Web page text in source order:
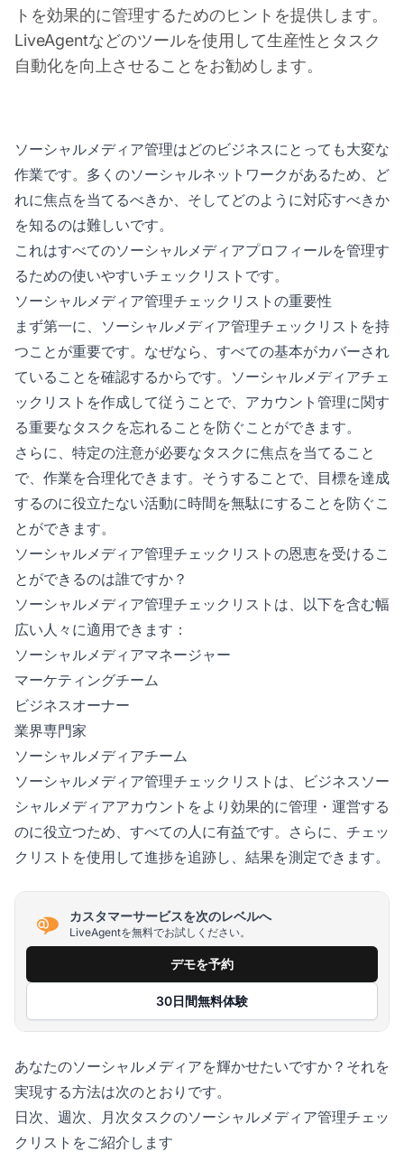
トを効果的に管理するためのヒントを提供します。
LiveAgentなどのツールを使用して生産性とタスク
自動化を向上させることをお勧めします。
ソーシャルメディア管理はどのビジネスにとっても大変な
作業です。多くのソーシャルネットワークがあるため、ど
れに焦点を当てるべきか、そしてどのように対応すべきか
を知るのは難しいです。
これはすべてのソーシャルメディアプロフィールを管理す
るための使いやすいチェックリストです。
ソーシャルメディア管理チェックリストの重要性
まず第一に、ソーシャルメディア管理チェックリストを持
つことが重要です。なぜなら、すべての基本がカバーされ
ていることを確認するからです。ソーシャルメディアチェ
ックリストを作成して従うことで、アカウント管理に関す
る重要なタスクを忘れることを防ぐことができます。
さらに、特定の注意が必要なタスクに焦点を当てること
で、作業を合理化できます。そうすることで、目標を達成
するのに役立たない活動に時間を無駄にすることを防ぐこ
とができます。
ソーシャルメディア管理チェックリストの恩恵を受けるこ
とができるのは誰ですか？
ソーシャルメディア管理チェックリストは、以下を含む幅
広い人々に適用できます：
ソーシャルメディアマネージャー
マーケティングチーム
ビジネスオーナー
業界専門家
ソーシャルメディアチーム
ソーシャルメディア管理チェックリストは、ビジネスソー
シャルメディアアカウントをより効果的に管理・運営する
のに役立つため、すべての人に有益です。さらに、チェッ
クリストを使用して進捗を追跡し、結果を測定できます。
カスタマーサービスを次のレベルへ
LiveAgentを無料でお試しください。
デモを予約
30日間無料体験
あなたのソーシャルメディアを輝かせたいですか？それを
実現する方法は次のとおりです。
日次、週次、月次タスクのソーシャルメディア管理チェッ
クリストをご紹介します